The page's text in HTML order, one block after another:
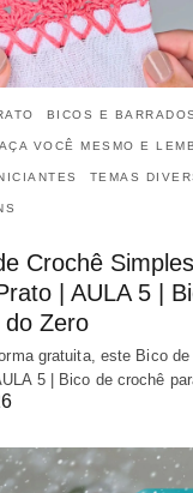
BICOS E BARRADOS
VOCÊ MESMO E
TEMAS
Crochê
| AULA 5 |
do Zero
gratuita, este Bico
5 | Bico de crochê